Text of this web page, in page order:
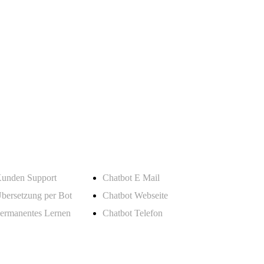
Support
per Bot
Lernen
Chatbot E Mail
Chatbot Webseite
Chatbot Telefon